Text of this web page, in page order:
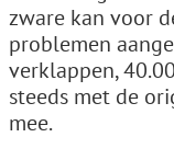
zware kan voor
problemen
verklappen,
steeds met de
mee.